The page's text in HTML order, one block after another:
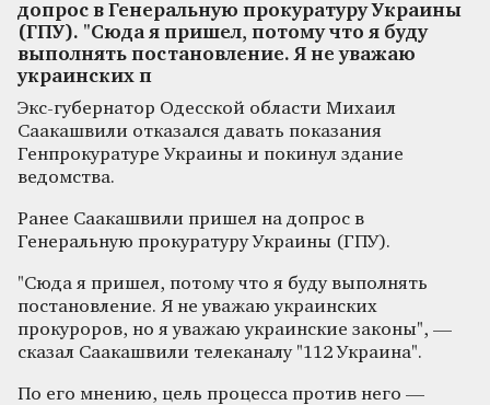
допрос в Генеральную прокуратуру Украины
(ГПУ). "Сюда я пришел, потому что я буду
выполнять постановление. Я не уважаю
украинских п
Экс-губернатор Одесской области Михаил
Саакашвили отказался давать показания
Генпрокуратуре Украины и покинул здание
ведомства.
Ранее Саакашвили пришел на допрос в
Генеральную прокуратуру Украины (ГПУ).
"Сюда я пришел, потому что я буду выполнять
постановление. Я не уважаю украинских
прокуроров, но я уважаю украинские законы", —
сказал Саакашвили телеканалу "112 Украина".
По его мнению, цель процесса против него —